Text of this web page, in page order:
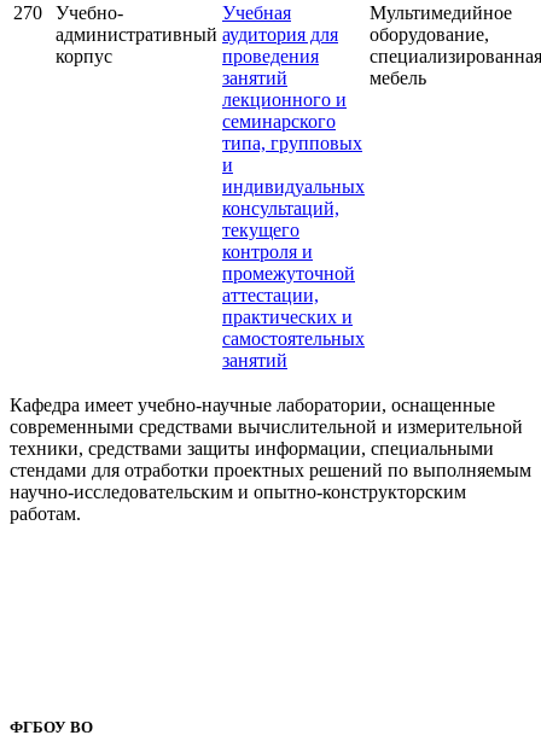
270
Учебно-
административный
корпус
Учебная
аудитория для
проведения
занятий
лекционного и
семинарского
типа, групповых
и
индивидуальных
консультаций,
текущего
контроля и
промежуточной
аттестации,
практических и
самостоятельных
занятий
Мультимедийное
оборудование,
специализированная
мебель
Кафедра имеет учебно-научные лаборатории, оснащенные
современными средствами вычислительной и измерительной
техники, средствами защиты информации, специальными
стендами для отработки проектных решений по выполняемым
научно-исследовательским и опытно-конструкторским
работам.
ФГБОУ ВО